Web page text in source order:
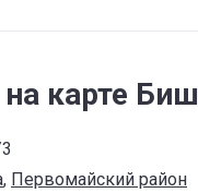
карте
, Первомайский район